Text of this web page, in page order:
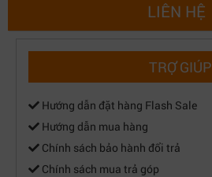
LIÊN HỆ
TRỢ GIÚP
Hướng dẫn đặt hàng Flash Sale
Hướng dẫn mua hàng
Chính sách bảo hành đổi trả
Chính sách mua trả góp